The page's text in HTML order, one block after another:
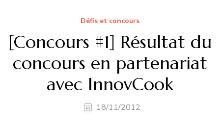
Défis et concours
[Concours #1] Résultat du
concours en partenariat
avec InnovCook
18/11/2012